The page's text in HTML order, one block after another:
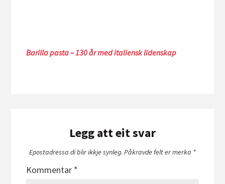
Barilla pasta – 130 år med italiensk lidenskap
Legg att eit svar
Epostadressa di blir ikkje synleg. Påkravde felt er merka *
Kommentar *